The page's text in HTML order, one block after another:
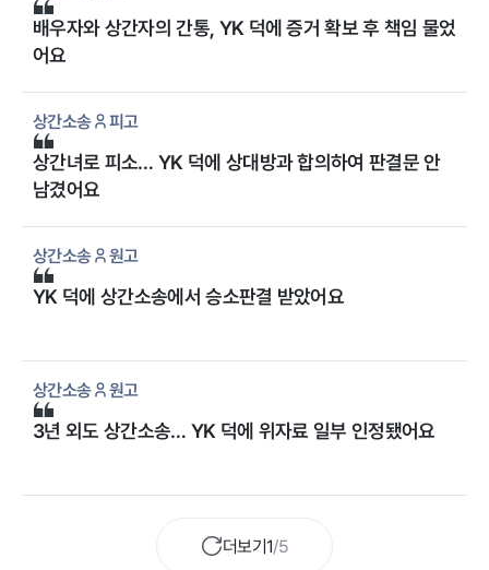
배우자와 상간자의 간통, YK 덕에 증거 확보 후 책임 물었
어요
상간소송 피고
상간녀로 피소… YK 덕에 상대방과 합의하여 판결문 안
남겼어요
상간소송 원고
YK 덕에 상간소송에서 승소판결 받았어요
상간소송 원고
3년 외도 상간소송… YK 덕에 위자료 일부 인정됐어요
더보기1/5